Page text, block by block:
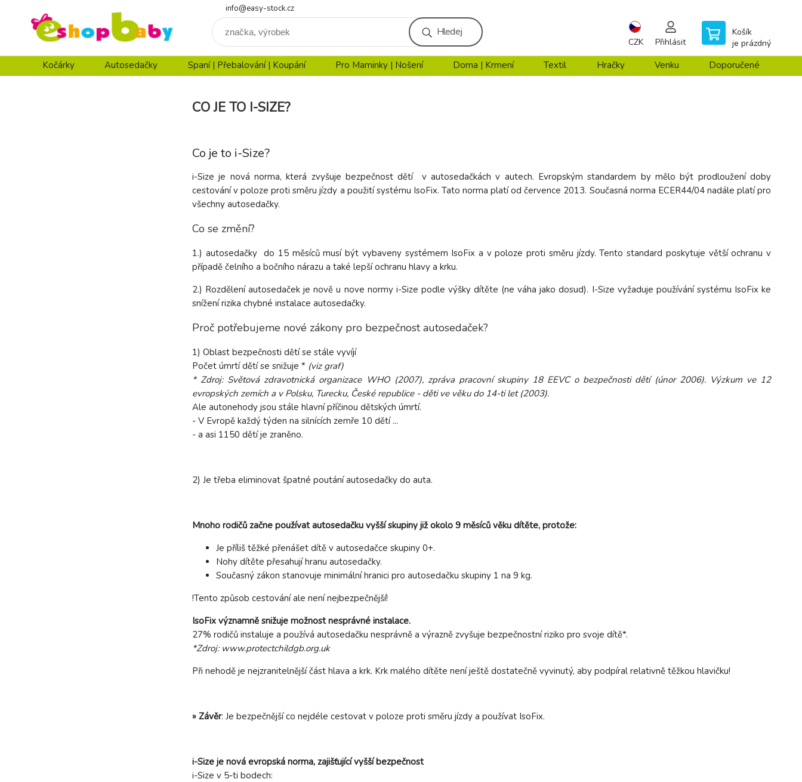
info@easy-stock.cz
Hledej
CZK Přihlásit
Košík
je prázdný
Kočárky Autosedačky Spaní | Přebalování | Koupání Pro Maminky | Nošení Doma | Krmení Textil Hračky Venku Doporučené
CO JE TO I-SIZE?
Co je to i-Size?
i-Size je nová norma, která zvyšuje bezpečnost dětí v autosedačkách v autech. Evropským standardem by mělo být prodloužení doby
cestování v poloze proti směru jízdy a použití systému IsoFix. Tato norma platí od července 2013. Současná norma ECER44/04 nadále platí pro
všechny autosedačky.
Co se změní?
1.) autosedačky do 15 měsíců musí být vybaveny systémem IsoFix a v poloze proti směru jízdy. Tento standard poskytuje větší ochranu v
případě čelního a bočního nárazu a také lepší ochranu hlavy a krku.
2.) Rozdělení autosedaček je nově u nove normy i-Size podle výšky dítěte (ne váha jako dosud). I-Size vyžaduje používání systému IsoFix ke
snížení rizika chybné instalace autosedačky.
Proč potřebujeme nové zákony pro bezpečnost autosedaček?
1) Oblast bezpečnosti dětí se stále vyvíjí
Počet úmrtí dětí se snižuje * (viz graf)
* Zdroj: Světová zdravotnická organizace WHO (2007), zpráva pracovní skupiny 18 EEVC o bezpečnosti dětí (únor 2006). Výzkum ve 12
evropských zemích a v Polsku, Turecku, České republice - děti ve věku do 14-ti let (2003).
Ale autonehody jsou stále hlavní příčinou dětských úmrtí.
- V Evropě každý týden na silnících zemře 10 dětí ...
- a asi 1150 dětí je zraněno.
2) Je třeba eliminovat špatné poutání autosedačky do auta.
Mnoho rodičů začne používat autosedačku vyšší skupiny již okolo 9 měsíců věku dítěte, protože:
Je příliš těžké přenášet dítě v autosedačce skupiny 0+.
Nohy dítěte přesahují hranu autosedačky.
Současný zákon stanovuje minimální hranici pro autosedačku skupiny 1 na 9 kg.
!Tento způsob cestování ale není nejbezpečnější!
IsoFix významně snižuje možnost nesprávné instalace.
27% rodičů instaluje a používá autosedačku nesprávně a výrazně zvyšuje bezpečnostní riziko pro svoje dítě*.
*Zdroj: www.protectchildgb.org.uk
Při nehodě je nejzranitelnější část hlava a krk. Krk malého dítěte není ještě dostatečně vyvinutý, aby podpíral relativně těžkou hlavičku!
» Závěr: Je bezpečnější co nejdéle cestovat v poloze proti směru jízdy a používat IsoFix.
i-Size je nová evropská norma, zajišťující vyšší bezpečnost
i-Size v 5-ti bodech: